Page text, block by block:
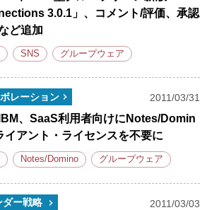
3.0.1」、コメント/評価、承認
ど追加
SNS グループウェア
レーション 2011/03/31
、SaaS利用者向けにNotes/Domin
イアント・ライセンスを不要に
Notes/Domino グループウェア
ダー戦略 2011/03/03